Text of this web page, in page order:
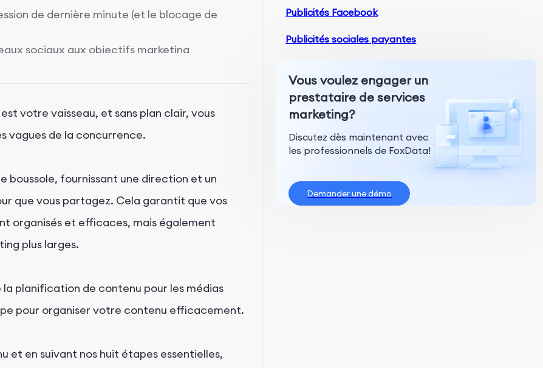
de dernière minute (et le blocage de
sociaux aux objectifs marketing
votre vaisseau, et sans plan clair, vous
vagues de la concurrence.
boussole, fournissant une direction et un
que vous partagez. Cela garantit que vos
organisés et efficaces, mais également
plus larges.
planification de contenu pour les médias
pour organiser votre contenu efficacement.
et en suivant nos huit étapes essentielles,
Publicités Facebook
Publicités sociales payantes
Vous voulez engager un
prestataire de services
marketing?
Discutez dès maintenant avec
les professionnels de FoxData!
Demander une démo